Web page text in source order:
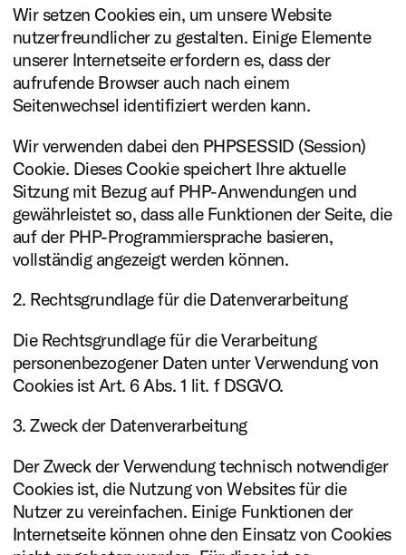
Wir setzen Cookies ein, um unsere Website
nutzerfreundlicher zu gestalten. Einige Elemente
unserer Internetseite erfordern es, dass der
aufrufende Browser auch nach einem
Seitenwechsel identifiziert werden kann.
Wir verwenden dabei den PHPSESSID (Session)
Cookie. Dieses Cookie speichert Ihre aktuelle
Sitzung mit Bezug auf PHP-Anwendungen und
gewährleistet so, dass alle Funktionen der Seite, die
auf der PHP-Programmiersprache basieren,
vollständig angezeigt werden können.
2. Rechtsgrundlage für die Datenverarbeitung
Die Rechtsgrundlage für die Verarbeitung
personenbezogener Daten unter Verwendung von
Cookies ist Art. 6 Abs. 1 lit. f DSGVO.
3. Zweck der Datenverarbeitung
Der Zweck der Verwendung technisch notwendiger
Cookies ist, die Nutzung von Websites für die
Nutzer zu vereinfachen. Einige Funktionen der
Internetseite können ohne den Einsatz von Cookies